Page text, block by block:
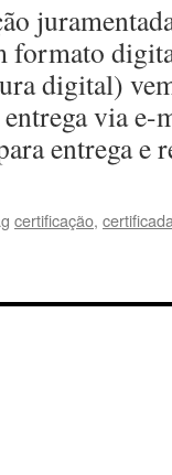
formato
digital)
via e-
entrega e
certificação,